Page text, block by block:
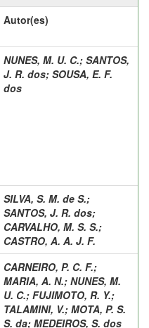
Autor(es)
NUNES, M. U. C.; SANTOS,
J. R. dos; SOUSA, E. F.
dos
SILVA, S. M. de S.;
SANTOS, J. R. dos;
CARVALHO, M. S. S.;
CASTRO, A. A. J. F.
CARNEIRO, P. C. F.;
MARIA, A. N.; NUNES, M.
U. C.; FUJIMOTO, R. Y.;
TALAMINI, V.; MOTA, P. S.
S. da; MEDEIROS, S. dos